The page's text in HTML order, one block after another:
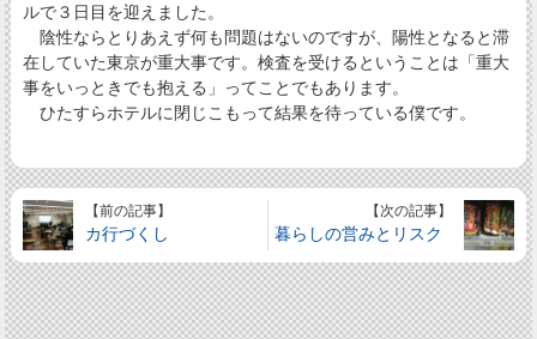
ルで３日目を迎えました。
陰性ならとりあえず何も問題はないのですが、陽性となると滞
在していた東京が重大事です。検査を受けるということは「重大
事をいっときでも抱える」ってことでもあります。
ひたすらホテルに閉じこもって結果を待っている僕です。
【前の記事】
カ行づくし
【次の記事】
暮らしの営みとリスク